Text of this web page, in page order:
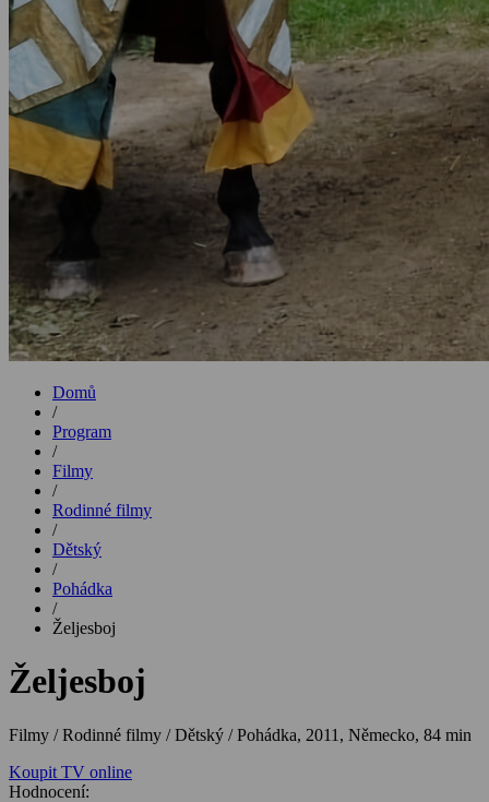
Domů
/
Program
/
Filmy
/
Rodinné filmy
/
Dětský
/
Pohádka
/
Željesboj
Željesboj
Filmy / Rodinné filmy / Dětský / Pohádka, 2011, Německo, 84 min
Koupit TV online
Hodnocení: